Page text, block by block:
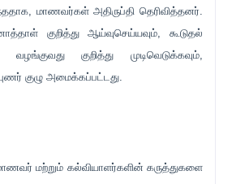
மாணவர்கள் அதிருப்தி தெரிவித்தனர்.
குறித்து ஆய்வுசெய்யவும், கூடுதல்
குறித்து முடிவெடுக்கவும்,
குழு அமைக்கப்பட்டது.
மற்றும் கல்வியாளர்களின் கருத்துகளை